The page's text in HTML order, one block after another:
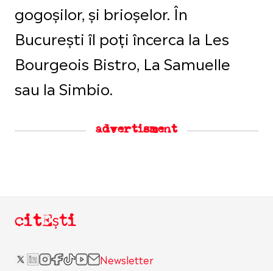
gogoșilor, și brioșelor. În
București îl poți încerca la Les
Bourgeois Bistro, La Samuelle
sau la Simbio.
advertisment
citEști
Newsletter